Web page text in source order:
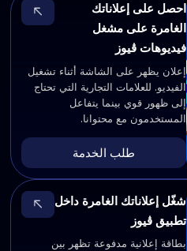
احصل على إعلاناتك
الغامرة على مشغل
فيديوهات ڤيوز
إعلان يظهر على الشاشة أثناء تشغيل
الفيديو. للعلامات التجارية التي تحتاج
إلى ظهور قوي بينما يتفاعل
المستخدمون مع محتوانا.
طلب الخدمة
شغّل إعلاناتك الغامرة داخل
تطبيق ڤيوز
بطاقة إعلانية مدفوعة تظهر بين